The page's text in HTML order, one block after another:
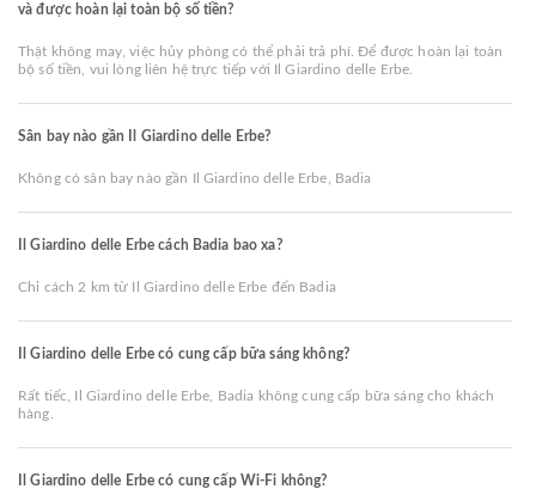
và được hoàn lại toàn bộ số tiền?
Thật không may, việc hủy phòng có thể phải trả phí. Để được hoàn lại toàn
bộ số tiền, vui lòng liên hệ trực tiếp với Il Giardino delle Erbe.
Sân bay nào gần Il Giardino delle Erbe?
Không có sân bay nào gần Il Giardino delle Erbe, Badia
Il Giardino delle Erbe cách Badia bao xa?
Chỉ cách 2 km từ Il Giardino delle Erbe đến Badia
Il Giardino delle Erbe có cung cấp bữa sáng không?
Rất tiếc, Il Giardino delle Erbe, Badia không cung cấp bữa sáng cho khách
hàng.
Il Giardino delle Erbe có cung cấp Wi-Fi không?